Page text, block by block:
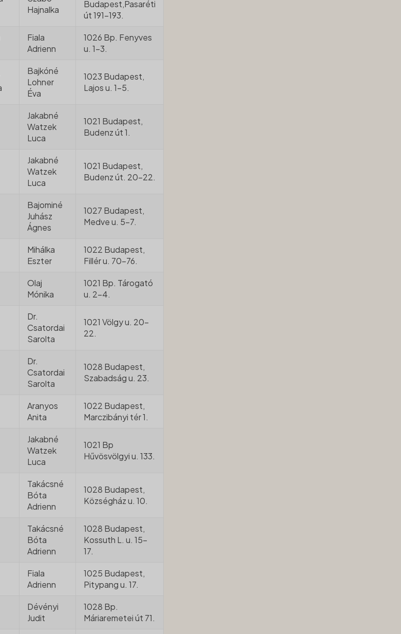
Hajnalka
Budapest,Pasaréti
út 191-193.
Fiala
Adrienn
1026 Bp. Fenyves
u. 1-3.
Bajkóné
Lohner
Éva
1023 Budapest,
Lajos u. 1-5.
Jakabné
Watzek
Luca
1021 Budapest,
Budenz út 1.
Jakabné
Watzek
Luca
1021 Budapest,
Budenz út. 20-22.
Bajominé
Juhász
Ágnes
1027 Budapest,
Medve u. 5-7.
Mihálka
Eszter
1022 Budapest,
Fillér u. 70-76.
Olaj
Mónika
1021 Bp. Tárogató
u. 2-4.
Dr.
Csatordai
Sarolta
1021 Völgy u. 20-
22.
Dr.
Csatordai
Sarolta
1028 Budapest,
Szabadság u. 23.
Aranyos
Anita
1022 Budapest,
Marczibányi tér 1.
Jakabné
Watzek
Luca
1021 Bp
Hűvösvölgyi u. 133.
Takácsné
Bóta
Adrienn
1028 Budapest,
Községház u. 10.
Takácsné
Bóta
Adrienn
1028 Budapest,
Kossuth L. u. 15-
17.
Fiala
Adrienn
1025 Budapest,
Pitypang u. 17.
Dévényi
Judit
1028 Bp.
Máriaremetei út 71.